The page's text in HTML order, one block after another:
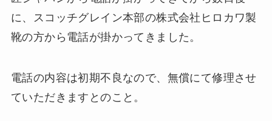
に、スコッチグレイン本部の株式会社ヒロカワ製
靴の方から電話が掛かってきました。
電話の内容は初期不良なので、無償にて修理させ
ていただきますとのこと。